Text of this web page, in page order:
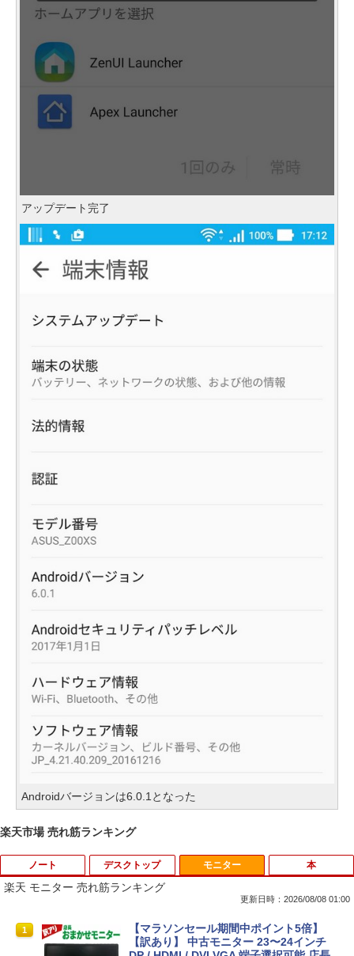
アップデート完了
Androidバージョンは6.0.1となった
楽天市場 売れ筋ランキング
ノート
1
【期間限定 キャンペン】中古ノートパソ
コン Windows11 Office搭載 軽量 13.3
デスクトップ
1
【中古】 Apple TV HD 32GB MR912J/A
(A1625) 周辺機器 / 発売時期2015年〜
モニター
楽天 モニター 売れ筋ランキング
更新日時：2026/08/08 01:00
1
【マラソンセール期間中ポイント5倍】
【訳あり】 中古モニター 23〜24インチ
本